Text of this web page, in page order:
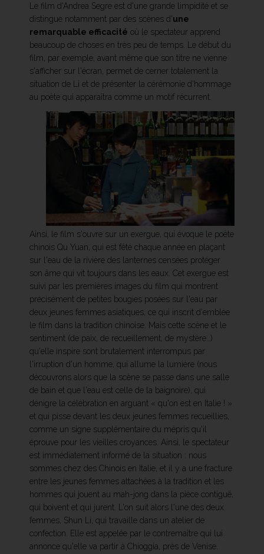
Le film d'Andrea Segre est d'une grande limpidité et se
distingue notamment par des scènes d'une
remarquable efficacité où le spectateur apprend
beaucoup de choses en très peu de temps. Le début du
film, par exemple, avant même que son titre ne vienne
s'afficher sur l'écran, permet de cerner totalement la
situation de Li et de présenter la cérémonie d'hommage
au poète qui apparaîtra comme un motif récurrent.
Ainsi, le film s'ouvre sur un exergue, qui évoque le poète
chinois Qu Yuan, qui est fêté chaque année en plaçant
sur l'eau de la rivière des lanternes censées protéger
son âme qui vit toujours dans les eaux. Cet exergue est
suivi par les premières images du film qui montrent
précisément de petites bougies posées sur l'eau par
deux jeunes femmes asiatiques, ce qui inscrit d'emblée
le film dans la tradition chinoise. Mais cette scène et le
sentiment (de paix, de recueillement, de mystère…)
qu'elle inspire sont brutalement interrompus par
l'irruption d'un homme, qui allume la lumière (nous
découvrons alors que la scène se passe dans une salle
de bain et que l'eau est celle de la baignoire), qui
dénigre la célébration en arguant « qu'on est en Italie ! »
et qui pisse devant les deux jeunes femmes recueillies,
comme un signe supplémentaire du mépris qu'il
éprouve pour les vieilles croyances. Ainsi, le spectateur
est immédiatement informé de la situation : nous
sommes chez des Chinois en Italie, et il y a une fracture
entre les jeunes femmes attachées à la tradition et les
hommes qui jouent au mah-jong dans la pièce contiguë,
qui boivent et qui jurent. L'on suit alors l'une des deux
femmes, Shun Li, qui travaille dans un atelier de
confection. Elle est appelée par le contremaître qui lui
annonce qu'elle va partir à Chioggia, près de Venise.